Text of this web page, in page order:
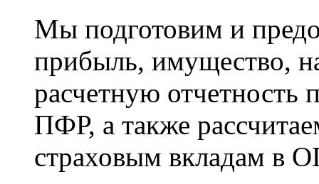
Мы подготовим и
прибыль, имущество,
расчетную отчетность
ПФР, а также
страховым вкладам в